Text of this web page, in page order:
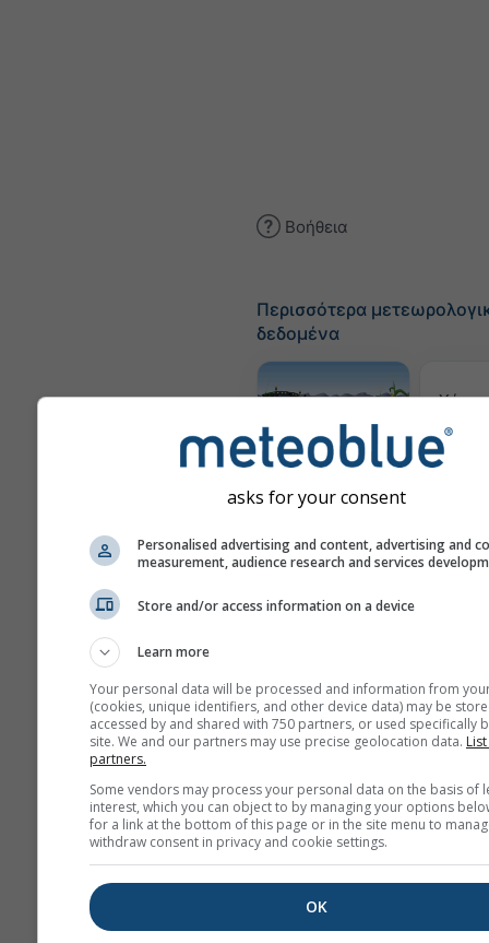
Βοήθεια
Περισσότερα
δεδομένα
Meteogram
AGRO
asks for your consent
Personalised advertising and content, advertising and
measurement, audience research and services
Store and/or access information on a device
Learn more
Your personal data will be processed and information from
(cookies, unique identifiers, and other device data) may be
accessed by and shared with 750 partners, or used specifically
site. We and our partners may use precise geolocation data.
partners.
Some vendors may process your personal data on the basis of
interest, which you can object to by managing your options
for a link at the bottom of this page or in the site menu to
withdraw consent in privacy and cookie settings.
OK